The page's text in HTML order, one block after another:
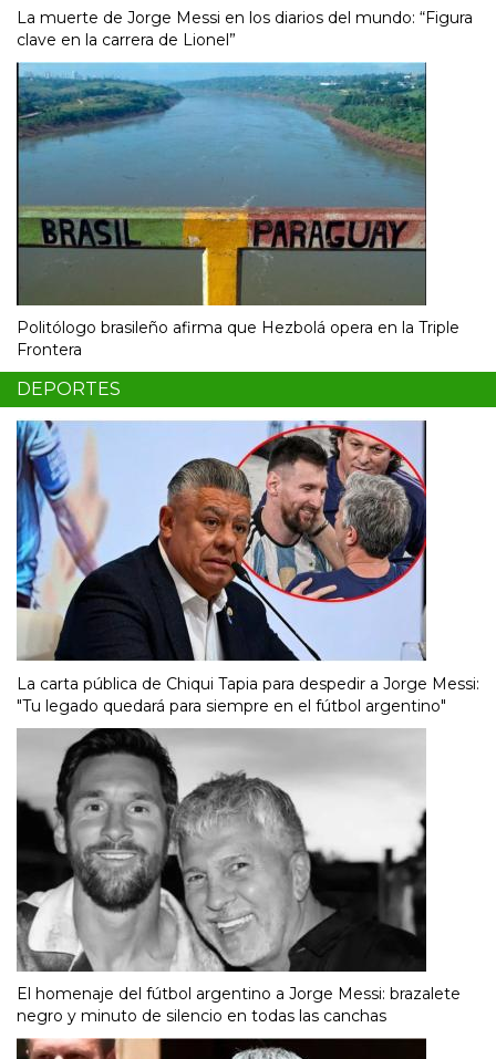
La muerte de Jorge Messi en los diarios del mundo: “Figura
clave en la carrera de Lionel”
Politólogo brasileño afirma que Hezbolá opera en la Triple
Frontera
DEPORTES
La carta pública de Chiqui Tapia para despedir a Jorge Messi:
"Tu legado quedará para siempre en el fútbol argentino"
El homenaje del fútbol argentino a Jorge Messi: brazalete
negro y minuto de silencio en todas las canchas